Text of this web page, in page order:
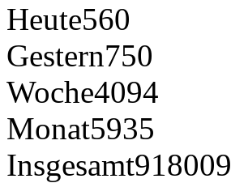
Heute560
Gestern750
Woche4094
Monat5935
Insgesamt918009